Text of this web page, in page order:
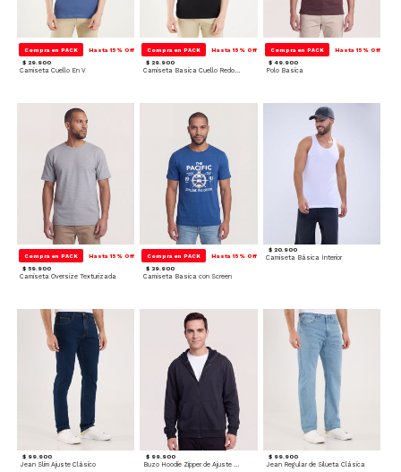
Compra en PACK Hasta 15% Off
$ 29.900
Camiseta Cuello En V
Compra en PACK Hasta 15% Off
$ 29.900
Camiseta Basica Cuello Redondo
Compra en PACK Hasta 15% Off
$ 49.900
Polo Basica
Compra en PACK Hasta 15% Off
$ 59.900
Camiseta Oversize Texturizada
Compra en PACK Hasta 15% Off
$ 39.900
Camiseta Basica con Screen
$ 20.900
Camiseta Básica Interior
$ 99.900
Jean Slim Ajuste Clásico
$ 99.900
Buzo Hoodie Zipper de Ajuste Cómodo
$ 99.900
Jean Regular de Silueta Clásica